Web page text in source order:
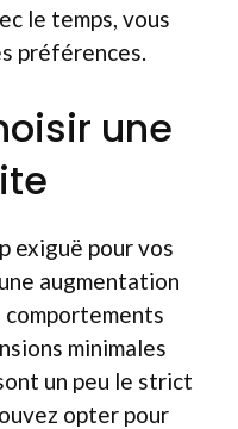
le temps, vous
préférences.
une
exiguë pour vos
augmentation
minimales
un peu le strict
opter pour